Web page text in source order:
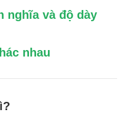
nghĩa và độ dày
nhau